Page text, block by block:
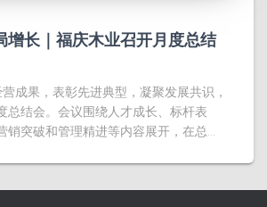
增长｜福庆木业召开月度总结
成果，表彰先进典型，凝聚发展共识，
总结会。会议围绕人才成长、标杆表
销突破和管理精进等内容展开，在总…